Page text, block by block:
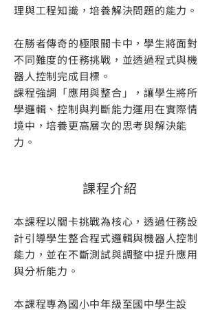
理與工程知識，培養解決問題的能力。
在勝者傳奇的極限關卡中，學生將面對
不同難度的任務挑戰，並透過程式與機
器人控制完成目標。
課程強調「應用與整合」，讓學生將所
學邏輯、控制與判斷能力運用在實際情
境中，培養更高層次的思考與解決能
力。
課程介紹
本課程以關卡挑戰為核心，透過任務設
計引導學生整合程式邏輯與機器人控制
能力，並在不斷測試與調整中提升應用
與分析能力。
本課程專為國小中年級至國中學生設